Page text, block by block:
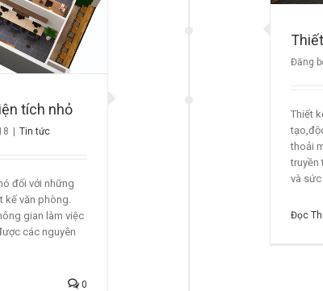
tích nhỏ
| Tin tức
đối với những
văn phòng.
gian làm việc
các nguyên
0
Đăng
Thiết
thoải
truyền
và sức
Đọc